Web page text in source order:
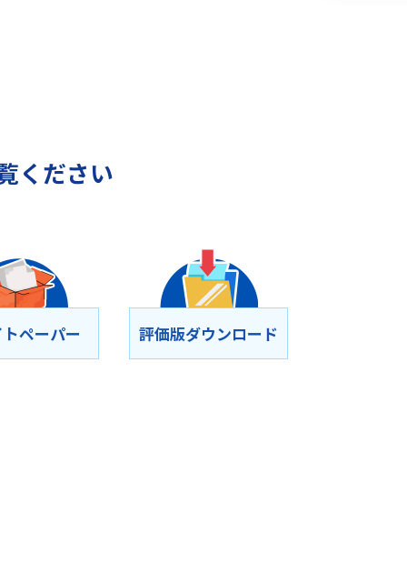
ください
ペーパー 評価版ダウンロード